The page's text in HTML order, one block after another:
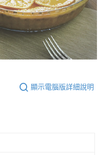
顯示電腦版詳細說明